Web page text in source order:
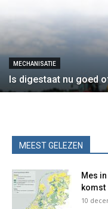
MECHANISATIE
Is digestaat nu goed
MEEST GELEZEN
Mes
komst
10